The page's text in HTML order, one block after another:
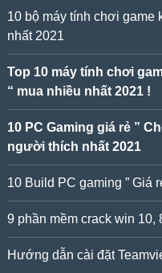
10 bộ máy tính chơi game
nhất 2021
Top 10 máy tính chơi
“ mua nhiều nhất 2021 !
10 PC Gaming giá rẻ ”
người thích nhất 2021
10 Build PC gaming ” Giá
9 phần mềm crack win 10,
Hướng dẫn cài đặt